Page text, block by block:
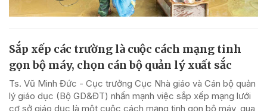
Sắp xếp các trường là cuộc cách mạng tinh
gọn bộ máy, chọn cán bộ quản lý xuất sắc
Ts. Vũ Minh Đức - Cục trưởng Cục Nhà giáo và Cán bộ quản
lý giáo dục (Bộ GD&ĐT) nhấn mạnh việc sắp xếp mạng lưới
cơ sở giáo dục là một cuộc cách mạng tinh gọn bộ máy, qua